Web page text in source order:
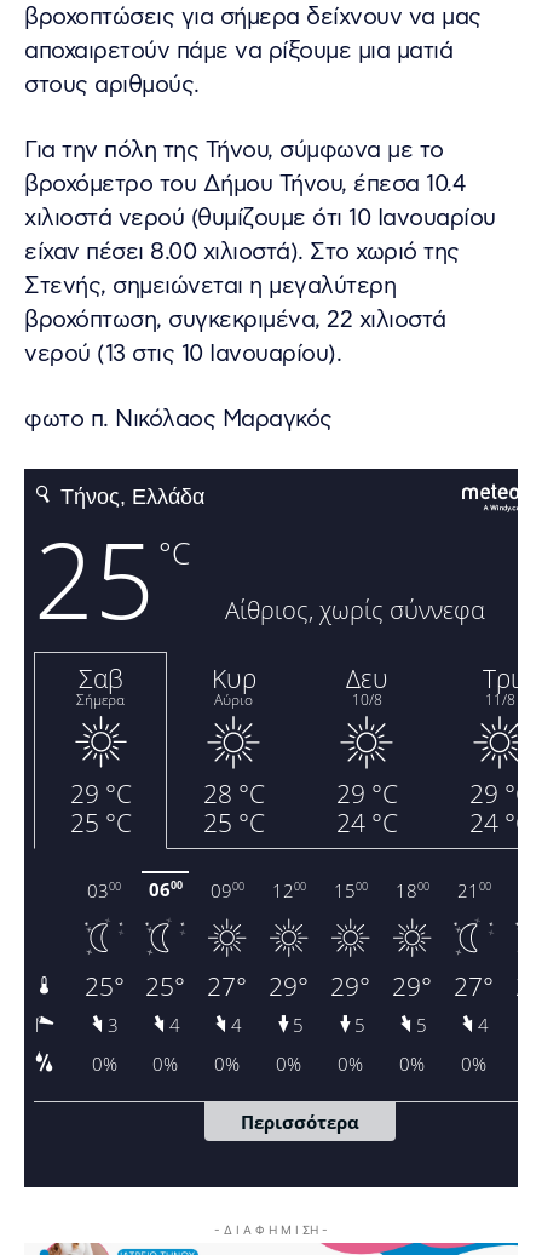
βροχοπτώσεις για σήμερα δείχνουν να μας
αποχαιρετούν πάμε να ρίξουμε μια ματιά
στους αριθμούς.
Για την πόλη της Τήνου, σύμφωνα με το
βροχόμετρο του Δήμου Τήνου, έπεσα 10.4
χιλιοστά νερού (θυμίζουμε ότι 10 Ιανουαρίου
είχαν πέσει 8.00 χιλιοστά). Στο χωριό της
Στενής, σημειώνεται η μεγαλύτερη
βροχόπτωση, συγκεκριμένα, 22 χιλιοστά
νερού (13 στις 10 Ιανουαρίου).
φωτο π. Νικόλαος Μαραγκός
- Δ Ι Α Φ Η Μ Ι ΣΗ -